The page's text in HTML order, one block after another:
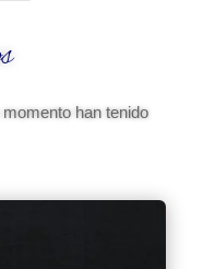
han tenido